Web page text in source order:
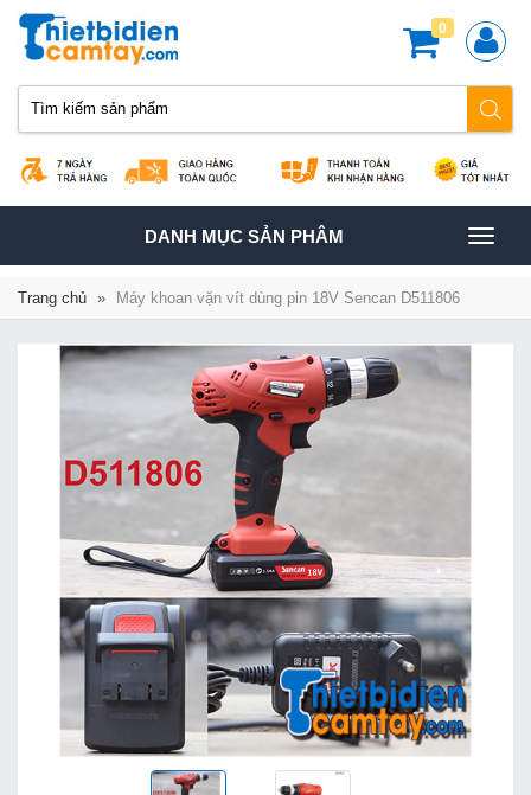
0
TOGGLE
NAVIGATION
DANH MỤC SẢN PHÂM
Trang chủ » Máy khoan vặn vít dùng pin 18V Sencan D511806